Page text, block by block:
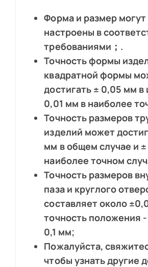
Форма и размер
настроены в
требованиями；.
Точность формы
квадратной формы
достигать ± 0,05 мм в
0,01 мм в наиболее
Точность размеров
изделий может
мм в общем случае и
наиболее точном
Точность размеров
паза и круглого
составляет около
точность положения
0,1 мм;
Пожалуйста,
чтобы узнать другие